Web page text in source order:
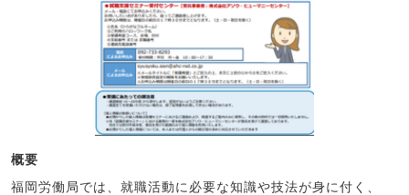
概要
福岡労働局では、就職活動に必要な知識や技法が身に付く、